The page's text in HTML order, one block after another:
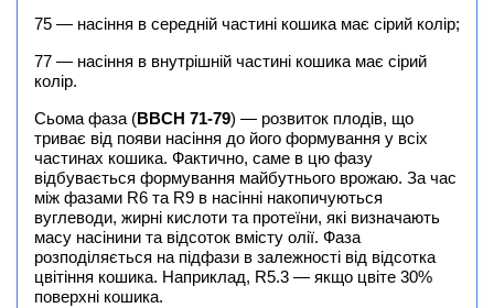
75 — насіння в середній частині кошика має сірий колір;
77 — насіння в внутрішній частині кошика має сірий
колір.
Сьома фаза (BBCH 71-79) — розвиток плодів, що
триває від появи насіння до його формування у всіх
частинах кошика. Фактично, саме в цю фазу
відбувається формування майбутнього врожаю. За час
між фазами R6 та R9 в насінні накопичуються
вуглеводи, жирні кислоти та протеїни, які визначають
масу насінини та відсоток вмісту олії. Фаза
розподіляється на підфази в залежності від відсотка
цвітіння кошика. Наприклад, R5.3 — якщо цвіте 30%
поверхні кошика.